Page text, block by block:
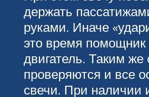
держать
руками. Иначе
это время помощник
двигатель. Таким же
проверяются и все
свечи. При наличии